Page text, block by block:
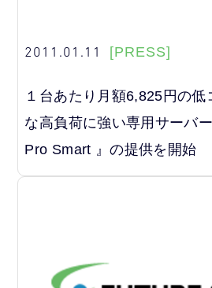
2011.01.11 [PRESS]
１台あたり月額6,825円の
な高負荷に強い専用サーバ
Pro Smart 』の提供を開始